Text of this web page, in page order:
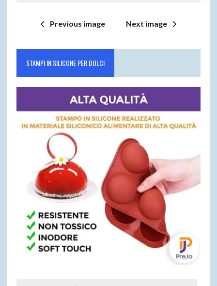
Previous image Next image
STAMPI IN SILICONE PER DOLCI